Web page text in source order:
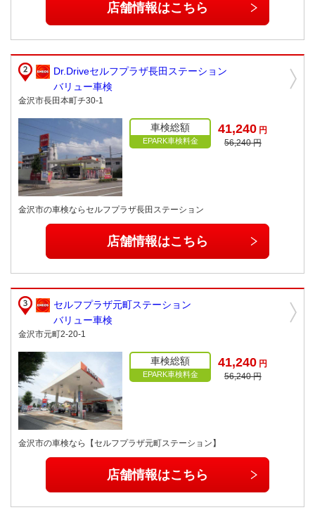
店舗情報はこちら
Dr.Driveセルフプラザ長田ステーション
バリュー車検
金沢市長田本町チ30-1
車検総額
EPARK車検料金
41,240 円
56,240 円
金沢市の車検ならセルフプラザ長田ステーション
店舗情報はこちら
セルフプラザ元町ステーション
バリュー車検
金沢市元町2-20-1
車検総額
EPARK車検料金
41,240 円
56,240 円
金沢市の車検なら【セルフプラザ元町ステーション】
店舗情報はこちら